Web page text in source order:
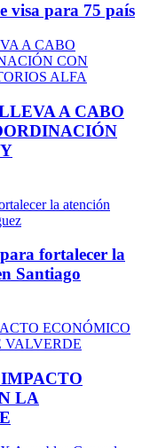
visa para 75 país
A CABO
fortalecer la
Santiago
LA